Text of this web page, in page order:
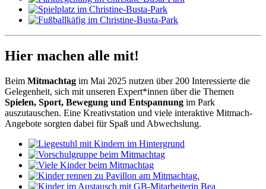
Hier machen alle mit!
Beim Mitmachtag im Mai 2025 nutzen über 200 Interessierte die
Gelegenheit, sich mit unseren Expert*innen über die Themen
Spielen, Sport, Bewegung und Entspannung im Park
auszutauschen. Eine Kreativstation und viele interaktive Mitmach-
Angebote sorgten dabei für Spaß und Abwechslung.